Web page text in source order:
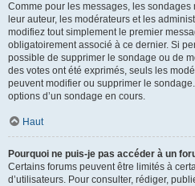
Comme pour les messages, les
leur auteur, les modérateurs et les
modifiez tout simplement le premier
obligatoirement associé à ce dernier. Si
possible de supprimer le sondage ou de
des votes ont été exprimés, seuls les
peuvent modifier ou supprimer le
options d’un sondage en cours.
Haut
Pourquoi ne puis-je pas accéder à un
Certains forums peuvent être limités à
d’utilisateurs. Pour consulter, rédiger,